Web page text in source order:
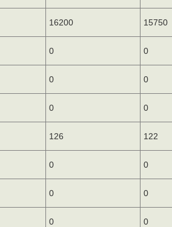
16200 15750
0 0
0 0
0 0
126 122
0 0
0 0
0 0